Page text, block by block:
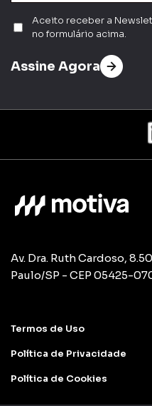
Aceito receber a
no formulário acima.
Assine Agora
Av. Dra. Ruth Cardoso,
Paulo/SP - CEP 05425-
Termos de Uso
Política de Privacidade
Política de Cookies